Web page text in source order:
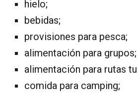
hielo;
bebidas;
provisiones para pesca;
alimentación para grupos;
alimentación para rutas
comida para camping;